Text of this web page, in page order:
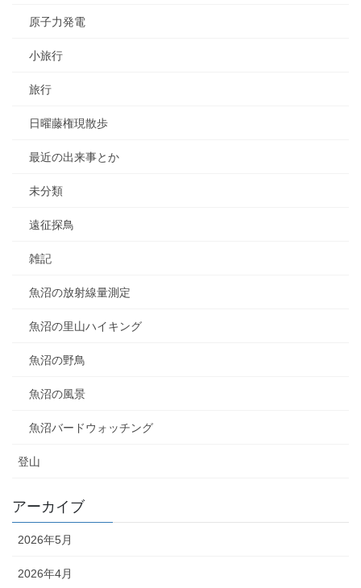
原子力発電
小旅行
旅行
日曜藤権現散歩
最近の出来事とか
未分類
遠征探鳥
雑記
魚沼の放射線量測定
魚沼の里山ハイキング
魚沼の野鳥
魚沼の風景
魚沼バードウォッチング
登山
アーカイブ
2026年5月
2026年4月